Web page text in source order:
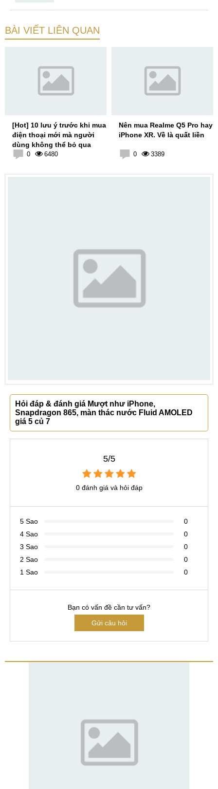
BÀI VIẾT LIÊN QUAN
[Hot] 10 lưu ý trước khi mua
điện thoại mới mà người
dùng không thể bỏ qua
0 6480
Nên mua Realme Q5 Pro hay
iPhone XR. Về là quất liền
0 3389
Hỏi đáp & đánh giá Mượt như iPhone,
Snapdragon 865, màn thác nước Fluid AMOLED
giá 5 củ 7
5/5
0 đánh giá và hỏi đáp
5 Sao
0
4 Sao
0
3 Sao
0
2 Sao
0
1 Sao
0
Bạn có vấn đề cần tư vấn?
Gửi câu hỏi